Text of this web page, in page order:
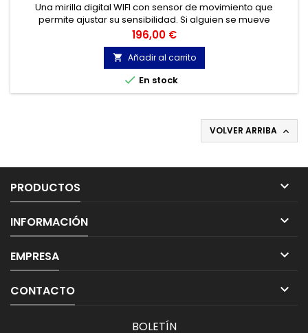
Una mirilla digital WIFI con sensor de movimiento que
permite ajustar su sensibilidad. Si alguien se mueve
alrededor de la puerta de tu casa, o presiona el timbre,
recibirás una notificación inmediata en tu Smartphone,
incluso aunque no estés en casa.
Precio
196,00 €
 Añadir al carrito
 En stock
VOLVER ARRIBA 
PRODUCTOS 
INFORMACIÓN 
EMPRESA 
CONTACTO 
BOLETÍN